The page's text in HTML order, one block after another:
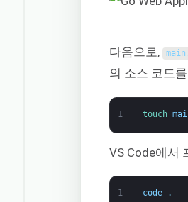
다음으로, main
의 소스 코드
1 touch
VS Code에서
1 code .